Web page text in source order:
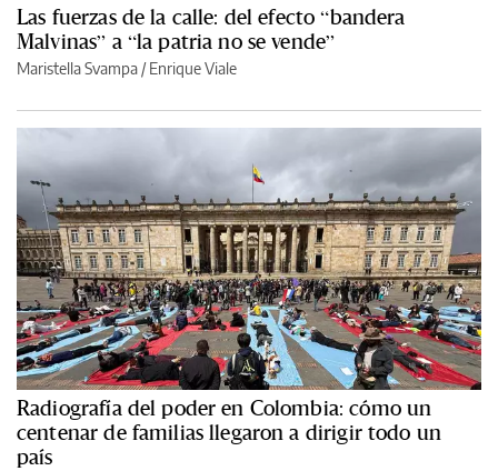
Las fuerzas de la calle: del efecto “bandera
Malvinas” a “la patria no se vende”
Maristella Svampa /Enrique Viale
Radiografía del poder en Colombia: cómo un
centenar de familias llegaron a dirigir todo un
país